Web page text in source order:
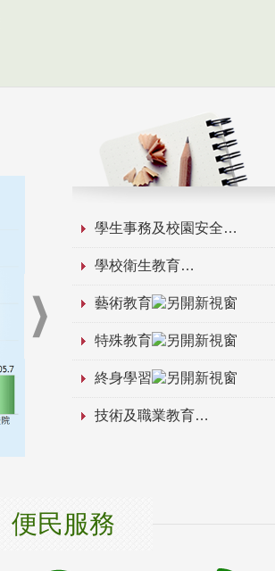
學生事務及校園安全
學校衛生教育
藝術教育
特殊教育
終身學習
技術及職業教育
便民服務